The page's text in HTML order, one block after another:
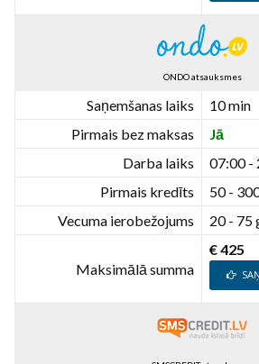
ONDO atsauksmes
Saņemšanas laiks
10 min
Pirmais bez maksas
Jā
Darba laiks
07:00 -
Pirmais kredīts
50 -
Vecuma ierobežojums
20 - 75
Maksimālā summa
€ 425